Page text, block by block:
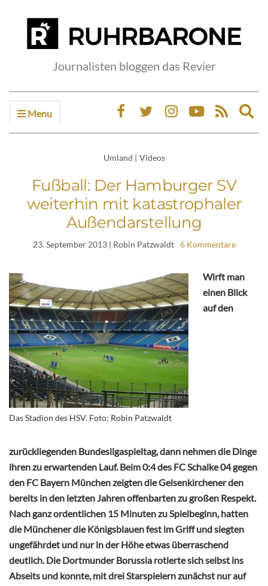
Journalisten bloggen das Revier
Menu
Umland | Videos
Fußball: Der Hamburger SV
weiterhin mit katastrophaler
Außendarstellung
23. September 2013| Robin Patzwaldt 6 Kommentare
Das Stadion des HSV. Foto: Robin Patzwaldt
Wirft man
einen Blick
auf den
zurückliegenden Bundesligaspieltag, dann nehmen die Dinge
ihren zu erwartenden Lauf. Beim 0:4 des FC Schalke 04 gegen
den FC Bayern München zeigten die Gelsenkirchener den
bereits in den letzten Jahren offenbarten zu großen Respekt.
Nach ganz ordentlichen 15 Minuten zu Spielbeginn, hatten
die Münchener die Königsblauen fest im Griff und siegten
ungefährdet und nur in der Höhe etwas überraschend
deutlich. Die Dortmunder Borussia rotierte sich selbst ins
Abseits und konnte, mit drei Starspielern zunächst nur auf